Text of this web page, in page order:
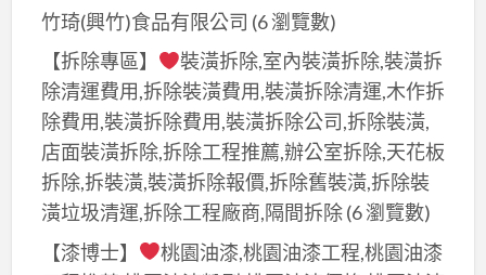
竹琦(興竹)食品有限公司 (6 瀏覽數)
【拆除專區】
裝潢拆除,室內裝潢拆除,裝潢拆
除清運費用,拆除裝潢費用,裝潢拆除清運,木作拆
除費用,裝潢拆除費用,裝潢拆除公司,拆除裝潢,
店面裝潢拆除,拆除工程推薦,辦公室拆除,天花板
拆除,拆裝潢,裝潢拆除報價,拆除舊裝潢,拆除裝
潢垃圾清運,拆除工程廠商,隔間拆除(6 瀏覽數)
【漆博士】
桃園油漆,桃園油漆工程,桃園油漆